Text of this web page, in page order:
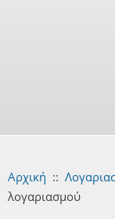
Αρχική ::
λογαριασμού